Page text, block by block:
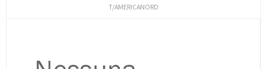
T/AMERICANORD